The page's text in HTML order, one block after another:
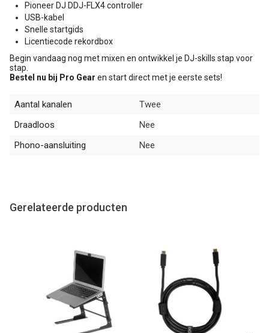
Pioneer DJ DDJ-FLX4 controller
USB-kabel
Snelle startgids
Licentiecode rekordbox
Begin vandaag nog met mixen en ontwikkel je DJ-skills stap voor
stap.
Bestel nu bij Pro Gear en start direct met je eerste sets!
Aantal kanalen
Twee
Draadloos
Nee
Phono-aansluiting
Nee
Gerelateerde producten